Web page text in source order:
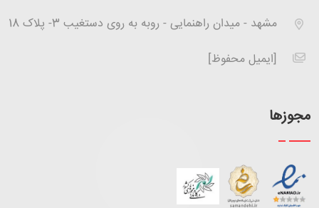
مشهد - میدان راهنمایی - روبه به روی دستغیب 3- پلاک 18
[ایمیل محفوظ]
مجوزها